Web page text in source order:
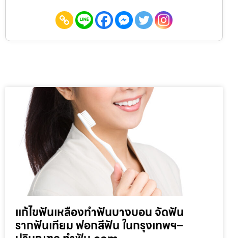
แก้ไขฟันเหลืองทำฟันบางบอน จัดฟัน
รากฟันเทียม ฟอกสีฟัน ในกรุงเทพฯ–